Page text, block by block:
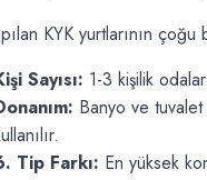
KYK yurtlarının
Sayısı: 1-3 kişilik odalar.
Banyo ve
Tip Farkı: En yüksek